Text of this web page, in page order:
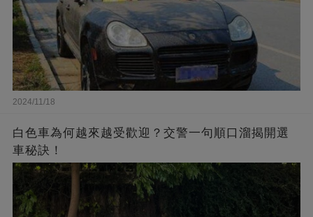
2024/11/18
白色車為何越來越受歡迎？交警一句順口溜揭開選
車秘訣！